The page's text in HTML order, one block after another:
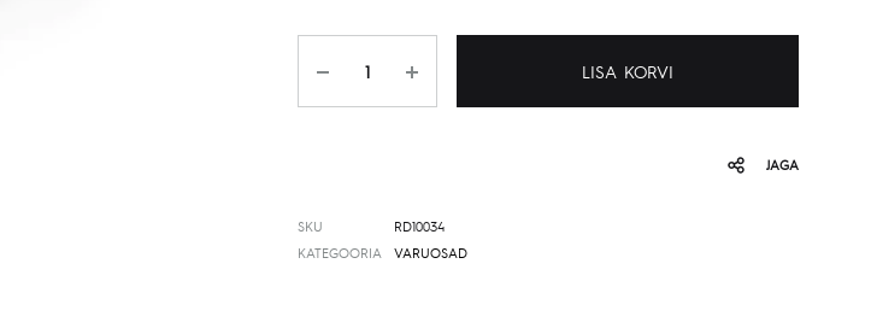
LISA KORVI
JAGA
SKU
RD10034
KATEGOORIA
VARUOSAD